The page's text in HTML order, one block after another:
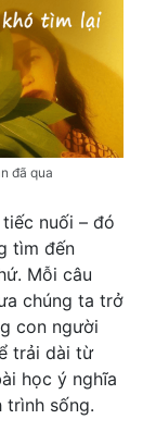
đã qua
nuối – đó
tìm đến
Mỗi câu
chúng ta trở
con người
trải dài từ
học ý nghĩa
trình sống.